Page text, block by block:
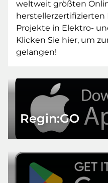
weltweit größten
Projekte in Elektro-
Klicken Sie hier, um
gelangen!
Regin:GO